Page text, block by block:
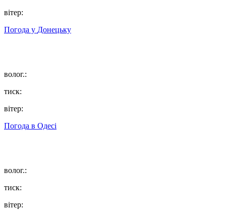
вітер:
Погода у Донецьку
волог.:
тиск:
вітер:
Погода в Одесі
волог.:
тиск:
вітер: